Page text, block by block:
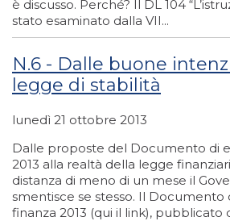
è discusso. Perché? Il DL 104
stato esaminato dalla VII...
N.6 - Dalle buone
legge di stabilità
lunedì 21 ottobre 2013
Dalle proposte del Documento di
2013 alla realtà della legge
distanza di meno di un mese il
smentisce se stesso. Il Documento
finanza 2013 (qui il link), pubblicato